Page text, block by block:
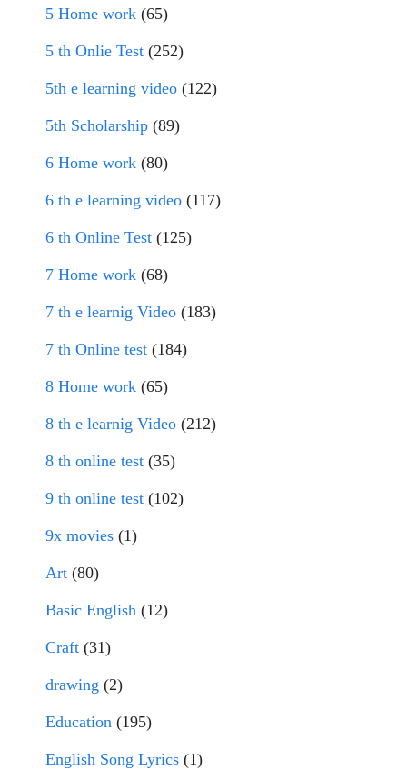
5 Home work (65)
5 th Onlie Test (252)
5th e learning video (122)
5th Scholarship (89)
6 Home work (80)
6 th e learning video (117)
6 th Online Test (125)
7 Home work (68)
7 th e learnig Video (183)
7 th Online test (184)
8 Home work (65)
8 th e learnig Video (212)
8 th online test (35)
9 th online test (102)
9x movies (1)
Art (80)
Basic English (12)
Craft (31)
drawing (2)
Education (195)
English Song Lyrics (1)